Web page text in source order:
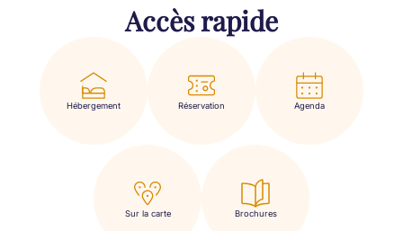
Accès rapide
Hébergement Réservation Agenda
Sur la carte Brochures